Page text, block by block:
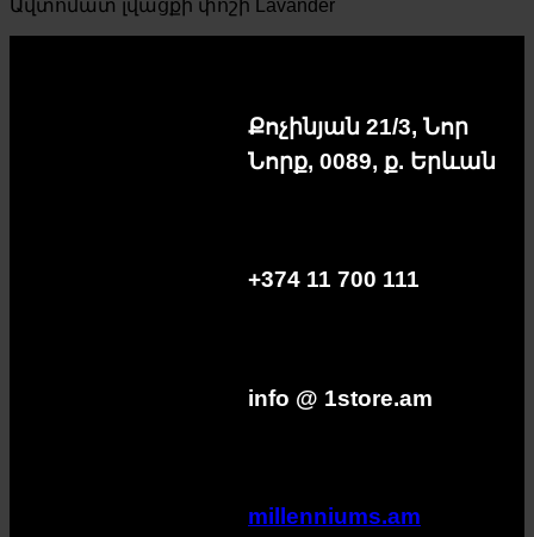
Ավտոմատ լվացքի փոշի Lavander
Քոչինյան 21/3, Նոր
Նորք, 0089, ք. Երևան
+374 11 700 111
info @ 1store.am
millenniums.am